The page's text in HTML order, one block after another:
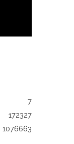
7
172327
1076663